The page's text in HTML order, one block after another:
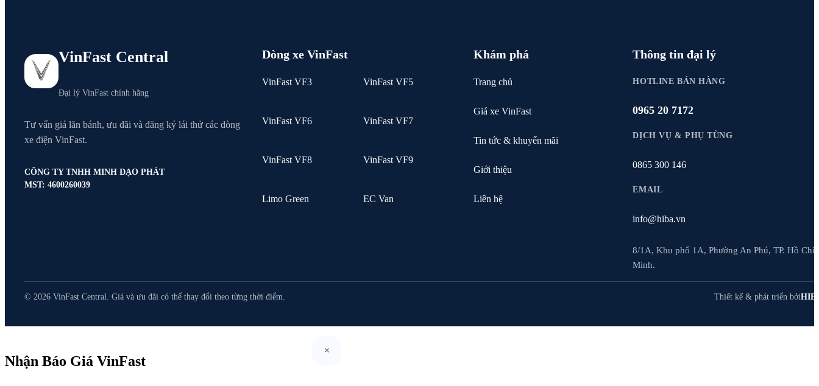
VinFast Central
Đại lý VinFast chính hãng
Tư vấn giá lăn bánh, ưu đãi và đăng ký lái thử các dòng
xe điện VinFast.
CÔNG TY TNHH MINH ĐẠO PHÁT
MST: 4600260039
Dòng xe VinFast
VinFast VF3 VinFast VF5
VinFast VF6 VinFast VF7
VinFast VF8 VinFast VF9
Limo Green EC Van
Khám phá
Trang chủ
Giá xe VinFast
Tin tức & khuyến mãi
Giới thiệu
Liên hệ
Thông tin đại lý
HOTLINE BÁN HÀNG
0965 20 7172
DỊCH VỤ & PHỤ TÙNG
0865 300 146
EMAIL
info@hiba.vn
8/1A, Khu phố 1A, Phường An Phú, TP. Hồ Chí
Minh.
© 2026 VinFast Central. Giá và ưu đãi có thể thay đổi theo từng thời điểm. Thiết kế & phát triển bởi
×
Nhận Báo Giá VinFast